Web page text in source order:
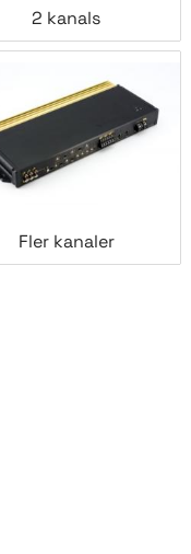
2 kanals
Fler kanaler